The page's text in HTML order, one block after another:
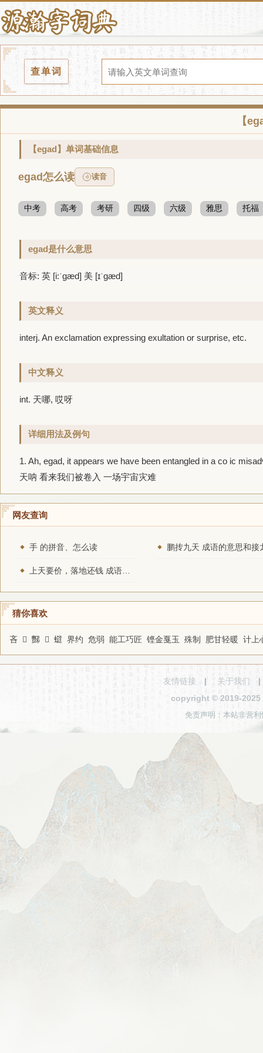
查单词
【
【egad】单词基础信息
egad怎么读 读音
中考 高考 考研 四级 六级 雅思 托福
egad是什么意思
音标: 英 [i:ˈɡæd] 美 [ɪˈɡæd]
英文释义
interj. An exclamation expressing exultation or surprise, etc.
中文释义
int. 天哪, 哎呀
详细用法及例句
1. Ah, egad, it appears we have been entangled in a co ic
天呐 看来我们被卷入 一场宇宙灾难
网友查询
手 的拼音、怎么读 鹏抟九天 成语的意思和接
猜你喜欢
吝 𣧇 豒 𡓙 䗴 界约 危弱 能工巧匠 铿金戛玉 殊制 肥甘轻暖 计上
友情链接 | 关于我们
copyright © 2019-2025
免责声明：本站非营